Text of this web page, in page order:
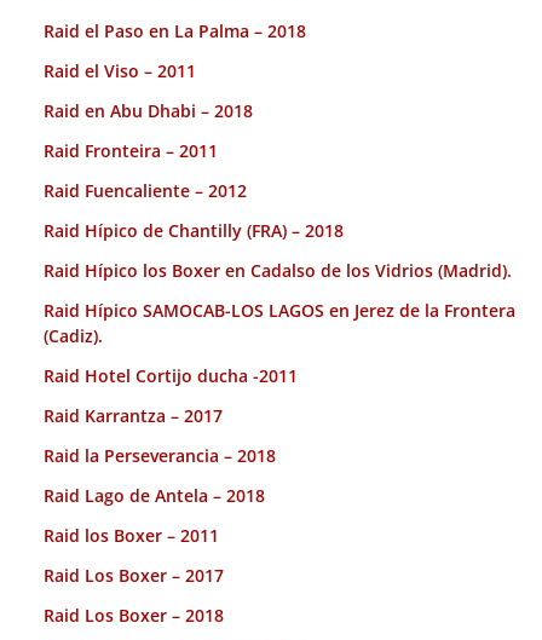
Raid el Paso en La Palma – 2018
Raid el Viso – 2011
Raid en Abu Dhabi – 2018
Raid Fronteira – 2011
Raid Fuencaliente – 2012
Raid Hípico de Chantilly (FRA) – 2018
Raid Hípico los Boxer en Cadalso de los Vidrios (Madrid).
Raid Hípico SAMOCAB-LOS LAGOS en Jerez de la Frontera
(Cadiz).
Raid Hotel Cortijo ducha -2011
Raid Karrantza – 2017
Raid la Perseverancia – 2018
Raid Lago de Antela – 2018
Raid los Boxer – 2011
Raid Los Boxer – 2017
Raid Los Boxer – 2018